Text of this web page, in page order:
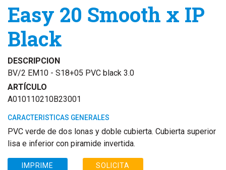
Easy 20 Smooth x IP
Black
DESCRIPCION
BV/2 EM10 - S18+05 PVC black 3.0
ARTÍCULO
A010110210B23001
CARACTERISTICAS GENERALES
PVC verde de dos lonas y doble cubierta. Cubierta superior
lisa e inferior con piramide invertida.
IMPRIME
SOLICITA